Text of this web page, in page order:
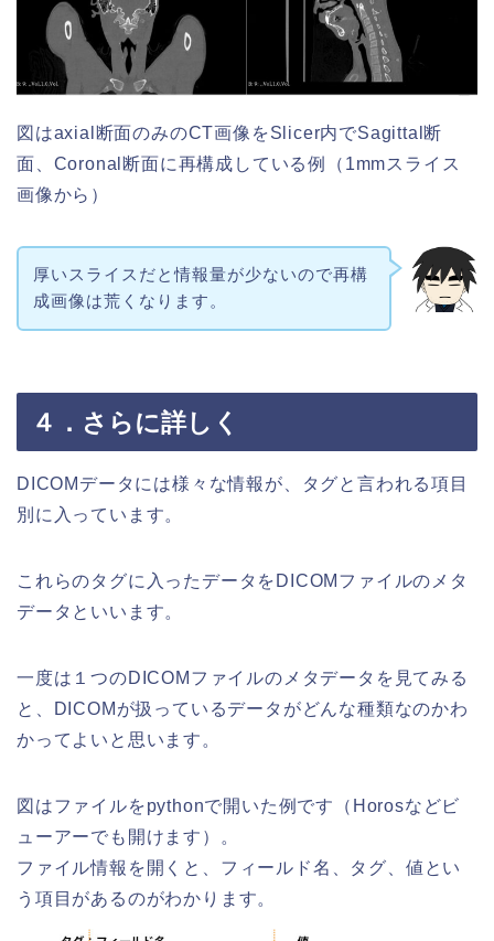
図はaxial断面のみのCT画像をSlicer内でSagittal断
面、Coronal断面に再構成している例（1mmスライス
画像から）
厚いスライスだと情報量が少ないので再構
成画像は荒くなります。
４．さらに詳しく
DICOMデータには様々な情報が、タグと言われる項目
別に入っています。
これらのタグに入ったデータをDICOMファイルのメタ
データといいます。
一度は１つのDICOMファイルのメタデータを見てみる
と、DICOMが扱っているデータがどんな種類なのかわ
かってよいと思います。
図はファイルをpythonで開いた例です（Horosなどビ
ューアーでも開けます）。
ファイル情報を開くと、フィールド名、タグ、値とい
う項目があるのがわかります。